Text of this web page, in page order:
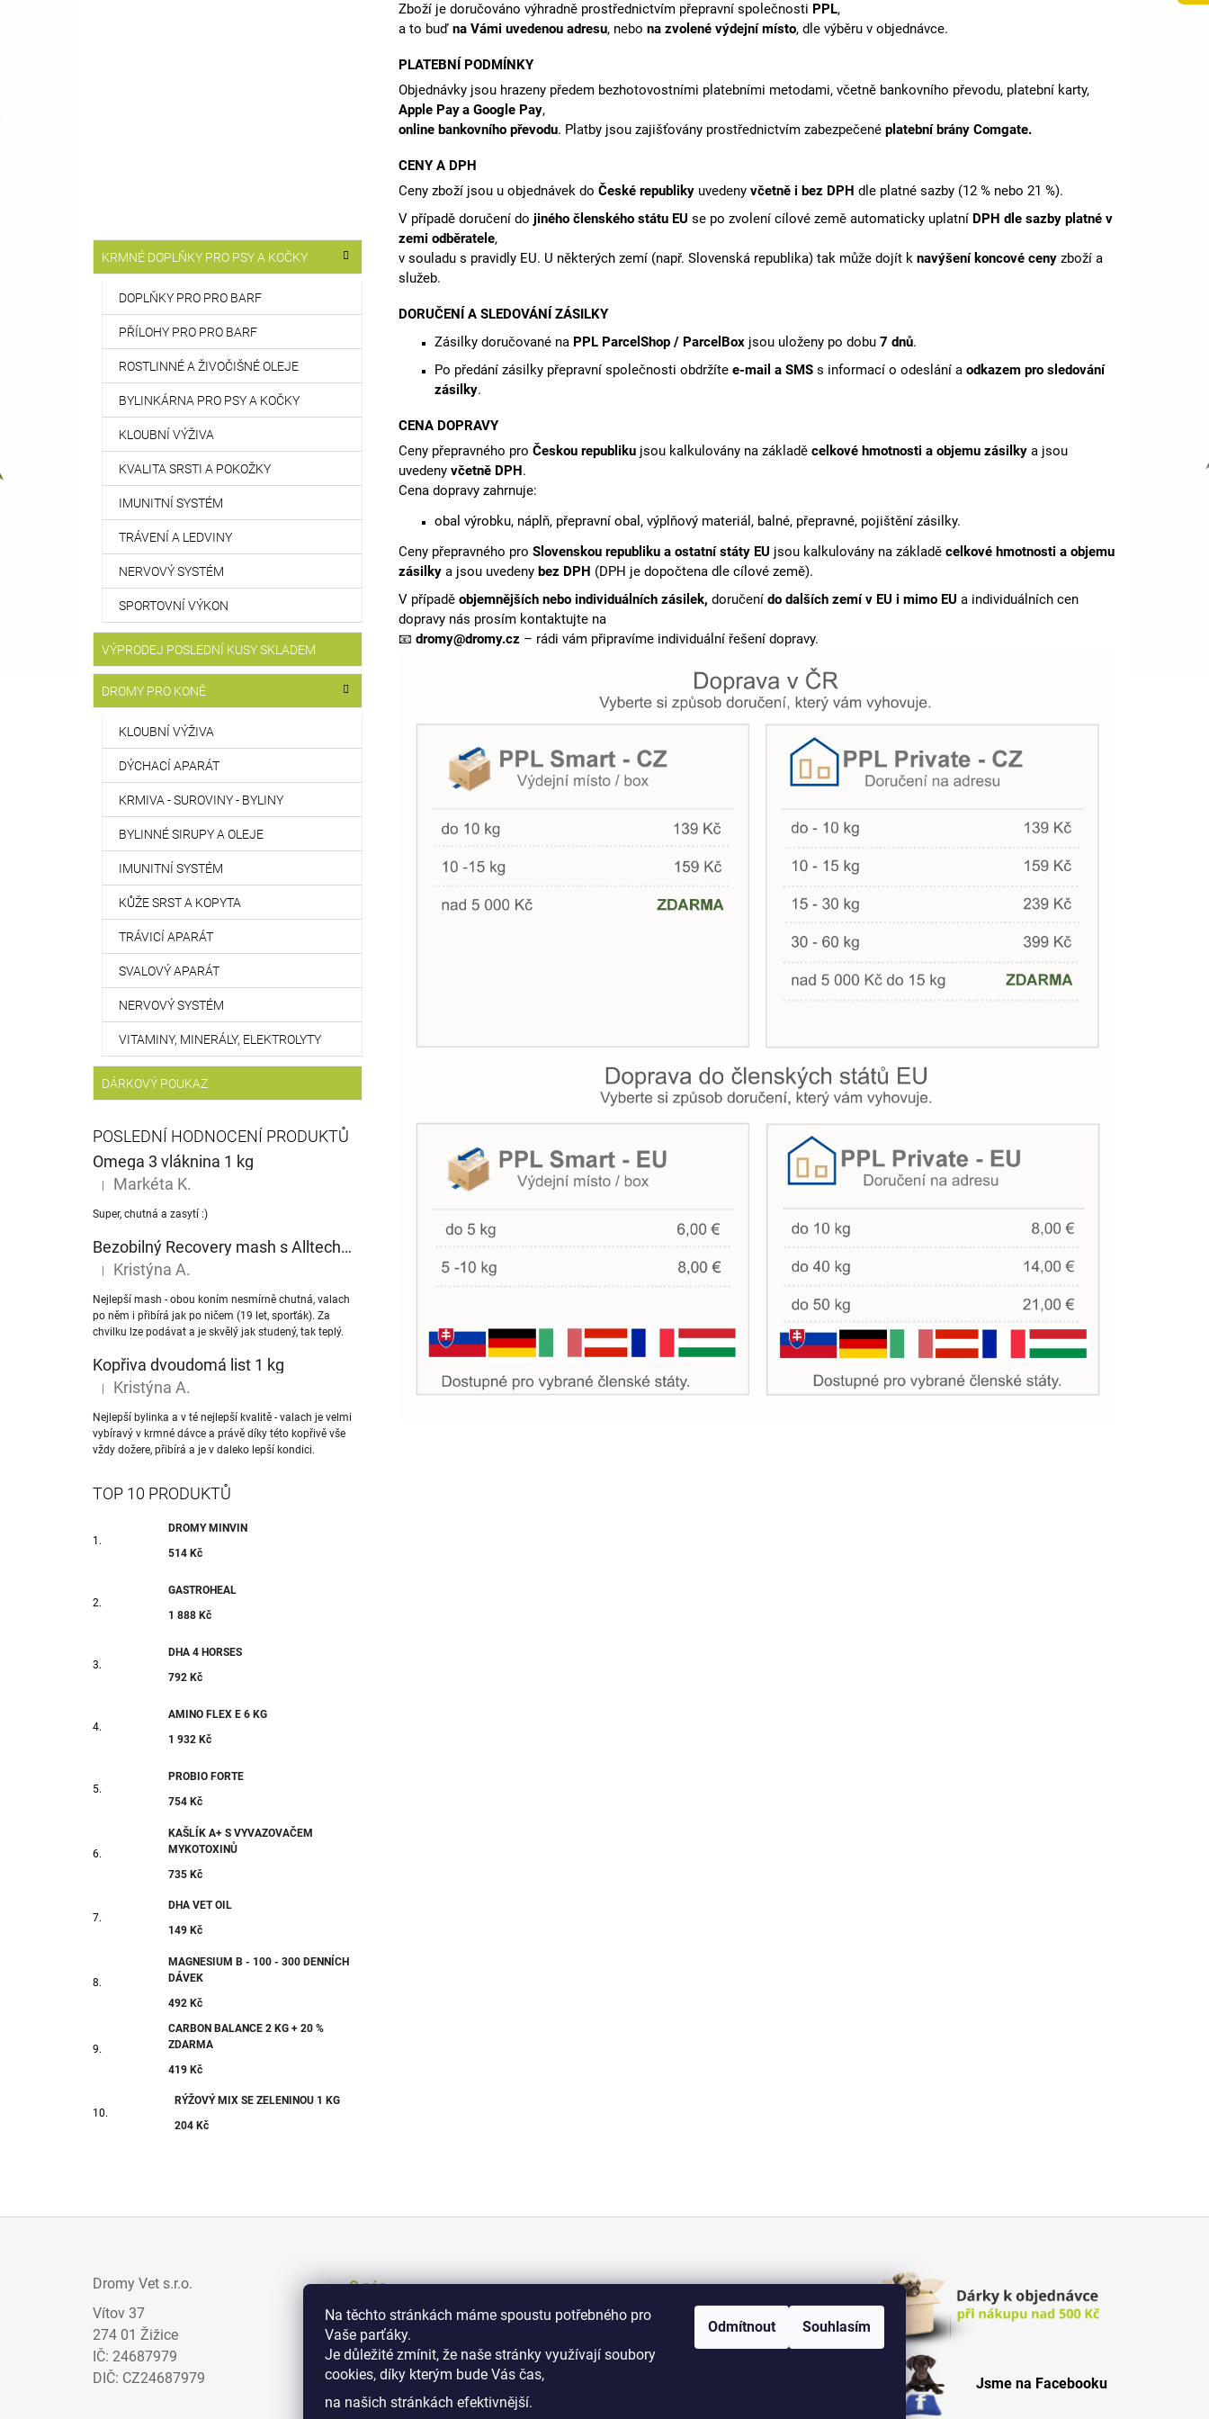
Na těchto stránkách máme spoustu potřebného pro
Vaše parťáky.
Je důležité zmínit, že naše stránky využívají soubory
cookies, díky kterým bude Vás čas,
na našich stránkách efektivnější.
Odmítnout Souhlasím
kategorie
KRMNÉ DOPLŇKY PRO PSY A KOČKY
DOPLŇKY PRO PRO BARF
PŘÍLOHY PRO PRO BARF
ROSTLINNÉ A ŽIVOČIŠNÉ OLEJE
BYLINKÁRNA PRO PSY A KOČKY
KLOUBNÍ VÝŽIVA
KVALITA SRSTI A POKOŽKY
IMUNITNÍ SYSTÉM
TRÁVENÍ A LEDVINY
NERVOVÝ SYSTÉM
SPORTOVNÍ VÝKON
VÝPRODEJ POSLEDNÍ KUSY SKLADEM
DROMY PRO KONĚ
KLOUBNÍ VÝŽIVA
DÝCHACÍ APARÁT
KRMIVA - SUROVINY - BYLINY
BYLINNÉ SIRUPY A OLEJE
IMUNITNÍ SYSTÉM
KŮŽE SRST A KOPYTA
TRÁVICÍ APARÁT
SVALOVÝ APARÁT
NERVOVÝ SYSTÉM
VITAMINY, MINERÁLY, ELEKTROLYTY
DÁRKOVÝ POUKAZ
POSLEDNÍ HODNOCENÍ PRODUKTŮ
Omega 3 vláknina 1 kg
Hodnocení produktu je 5 z 5 hvězdiček.
Markéta K.
Super, chutná a zasytí :)
Bezobilný Recovery mash s Alltech® NuPro nukleotidy
Hodnocení produktu je 5 z 5 hvězdiček.
Kristýna A.
Nejlepší mash - obou koním nesmírně chutná, valach
po něm i přibírá jak po ničem (19 let, sporťák). Za
chvilku lze podávat a je skvělý jak studený, tak teplý.
Kopřiva dvoudomá list 1 kg
Hodnocení produktu je 5 z 5 hvězdiček.
Kristýna A.
Nejlepší bylinka a v té nejlepší kvalitě - valach je velmi
vybíravý v krmné dávce a právě díky této kopřivě vše
vždy dožere, přibírá a je v daleko lepší kondici.
TOP 10 PRODUKTŮ
DROMY MINVIN
514 Kč
GASTROHEAL
1 888 Kč
DHA 4 HORSES
792 Kč
AMINO FLEX E 6 KG
1 932 Kč
PROBIO FORTE
754 Kč
KAŠLÍK A+ S VYVAZOVAČEM
MYKOTOXINŮ
735 Kč
DHA VET OIL
149 Kč
MAGNESIUM B - 100 - 300 DENNÍCH
DÁVEK
492 Kč
CARBON BALANCE 2 KG + 20 %
ZDARMA
419 Kč
RÝŽOVÝ MIX SE ZELENINOU 1 KG
204 Kč
Zboží je doručováno výhradně prostřednictvím přepravní společnosti PPL,
a to buď na Vámi uvedenou adresu, nebo na zvolené výdejní místo, dle výběru v objednávce.
PLATEBNÍ PODMÍNKY
Objednávky jsou hrazeny předem bezhotovostními platebními metodami, včetně bankovního převodu, platební karty,
Apple Paya Google Pay,
online bankovního převodu. Platby jsou zajišťovány prostřednictvím zabezpečené platební brány Comgate.
CENY A DPH
Ceny zboží jsou u objednávek do České republiky uvedeny včetně i bez DPH dle platné sazby (12 % nebo 21 %).
V případě doručení do jiného členského státu EU se po zvolení cílové země automaticky uplatní DPH dle sazby platné v
zemi odběratele,
v souladu s pravidly EU. U některých zemí (např. Slovenská republika) tak může dojít k navýšení koncové ceny zboží a
služeb.
DORUČENÍ A SLEDOVÁNÍ ZÁSILKY
Zásilky doručované na PPL ParcelShop / ParcelBox jsou uloženy po dobu 7 dnů.
Po předání zásilky přepravní společnosti obdržíte e-mail a SMS s informací o odeslání a odkazem pro sledování
zásilky.
CENA DOPRAVY
Ceny přepravného pro Českou republiku jsou kalkulovány na základě celkové hmotnosti a objemu zásilky a jsou
uvedeny včetně DPH.
Cena dopravy zahrnuje:
obal výrobku, náplň, přepravní obal, výplňový materiál, balné, přepravné, pojištění zásilky.
Ceny přepravného pro Slovenskou republiku a ostatní státy EU jsou kalkulovány na základě celkové hmotnosti a objemu
zásilky a jsou uvedeny bez DPH (DPH je dopočtena dle cílové země).
V případě objemnějších nebo individuálních zásilek, doručení do dalších zemí v EU i mimo EU a individuálních cen
dopravy nás prosím kontaktujte na
📧 dromy@dromy.cz – rádi vám připravíme individuální řešení dopravy.
1 888 Kč
792 Kč
Dromy Vet s.r.o.
Vítov 37
274 01 Žižice
IČ: 24687979
DIČ: CZ24687979
O nás
Prodejci
Zajímavosti
Obchodni podmínky
+420 775 070 513
Jsme na Facebooku